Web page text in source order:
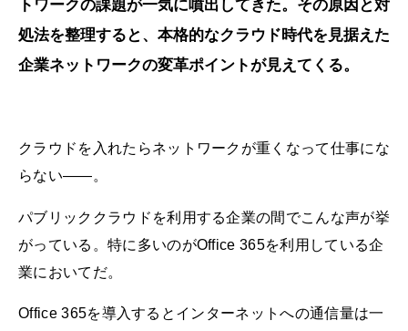
トワークの課題が一気に噴出してきた。その原因と対
処法を整理すると、本格的なクラウド時代を見据えた
企業ネットワークの変革ポイントが見えてくる。
クラウドを入れたらネットワークが重くなって仕事にな
らない――。
パブリッククラウドを利用する企業の間でこんな声が挙
がっている。特に多いのがOffice 365を利用している企
業においてだ。
Office 365を導入するとインターネットへの通信量は一